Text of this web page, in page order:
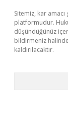
Sitemiz, kar
platformudur.
düşündüğünüz
bildirmeniz
kaldırılacaktır.